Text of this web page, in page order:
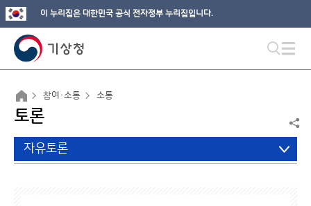
이 누리집은 대한민국 공식 전자정부 누리집입니다.
참여·소통 소통
토론
자유토론